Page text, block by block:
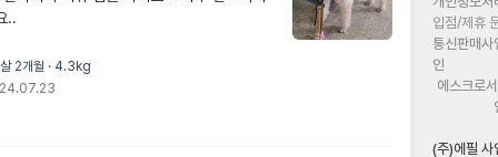
..
2개월 · 4.3kg
입점/제휴
통신판매사
인
에스크로
(주)에필 사